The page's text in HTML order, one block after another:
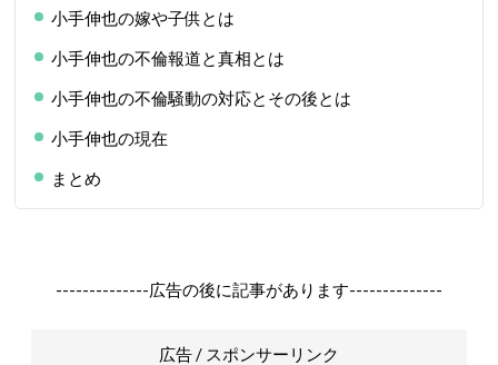
小手伸也の嫁や子供とは
小手伸也の不倫報道と真相とは
小手伸也の不倫騒動の対応とその後とは
小手伸也の現在
まとめ
--------------広告の後に記事があります--------------
広告 / スポンサーリンク